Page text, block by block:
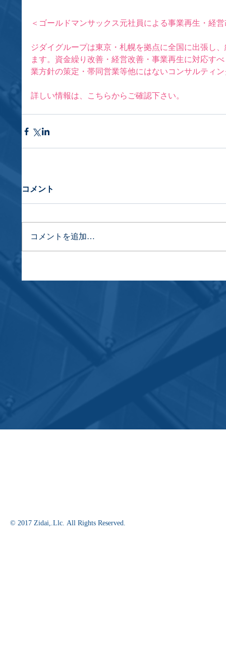
＜ゴールドマンサックス元社員による事業再生・経
ジダイグループは東京・札幌を拠点に全国に出張し
ます。資金繰り改善・経営改善・事業再生に対応す
業方針の策定・帯同営業等他にはないコンサルティ
詳しい情報は、 こちらから ご確認下さい。
コメント
コメントを追加…
© 2017 Zidai,.Llc. All Rights Reserved.